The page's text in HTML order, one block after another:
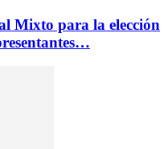
Mixto para la elección